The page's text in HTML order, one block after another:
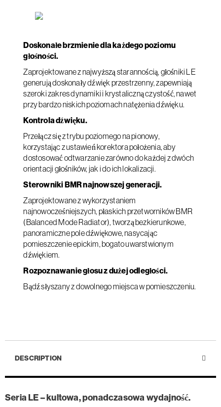
Doskonałe brzmienie dla każdego poziomu
głośności.
Zaprojektowane z najwyższą starannością, głośniki LE
generują doskonały dźwięk przestrzenny, zapewniają
szeroki zakres dynamiki i krystaliczną czystość, nawet
przy bardzo niskich poziomach natężenia dźwięku.
Kontrola dźwięku.
Przełącz się z trybu poziomego na pionowy,
korzystając z ustawień korektora położenia, aby
dostosować odtwarzanie zarówno do każdej z dwóch
orientacji głośników, jak i do ich lokalizacji.
Sterowniki BMR najnowszej generacji.
Zaprojektowane z wykorzystaniem
najnowocześniejszych, płaskich przetworników BMR
(Balanced Mode Radiator), tworzą bezkierunkowe,
panoramiczne pole dźwiękowe, nasycając
pomieszczenie epickim, bogato uwarstwionym
dźwiękiem.
Rozpoznawanie głosu z dużej odległości.
Bądź słyszany z dowolnego miejsca w pomieszczeniu.
DESCRIPTION
Seria LE – kultowa, ponadczasowa wydajność.